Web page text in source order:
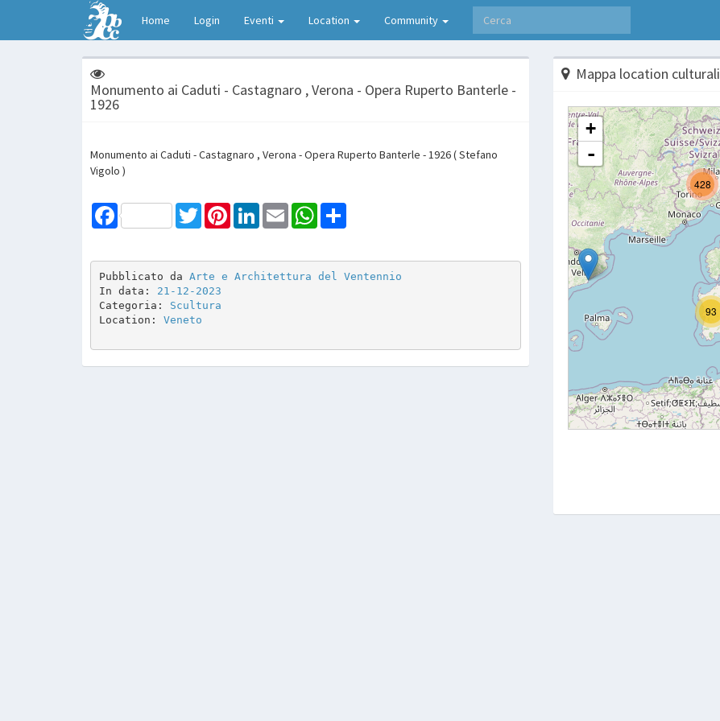
Home Login Eventi Location Community
Monumento ai Caduti - Castagnaro , Verona - Opera Ruperto Banterle -
1926
Monumento ai Caduti - Castagnaro , Verona - Opera Ruperto Banterle - 1926 ( Stefano
Vigolo )
Facebook TwitterPinterestLinkedInEmail WhatsApp
Pubblicato da Arte e Architettura del Ventennio
In data: 21-12-2023
Categoria: Scultura
Location: Veneto
Mappa location culturali